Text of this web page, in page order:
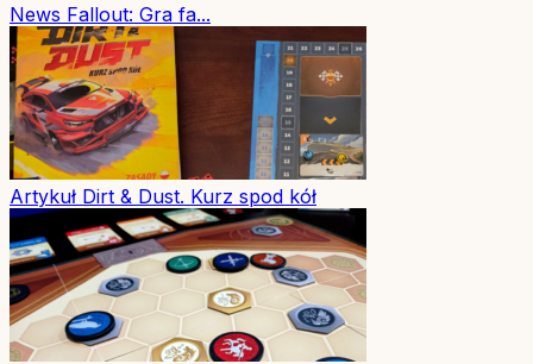
News Fallout: Gra fa...
Artykuł Dirt & Dust. Kurz spod kół